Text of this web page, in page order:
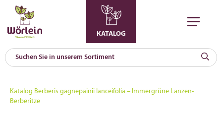
KATALOG
Katalog Berberis gagnepainii lanceifolia – Immergrüne Lanzen-
Berberitze